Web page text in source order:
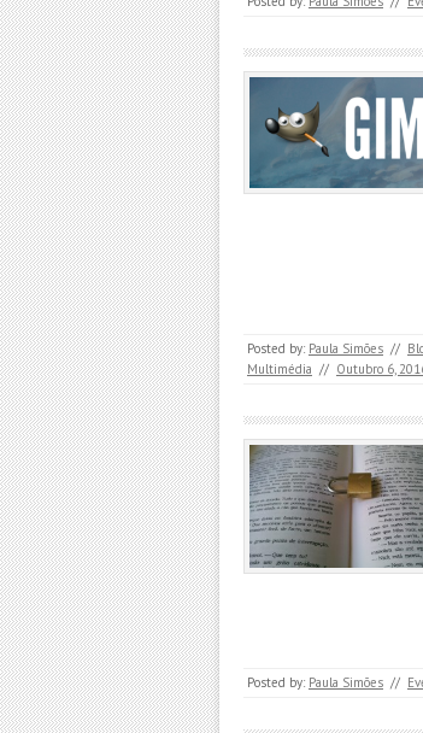
Posted by: Paula Simões //
Multimédia // Outubro 6,
Posted by: Paula Simões //